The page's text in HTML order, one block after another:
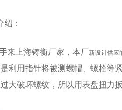
绍：
来上海铸衡厂家，本厂新设计供应
利用指针将被测螺帽、螺栓等
大破坏螺纹，所以用表盘扭力扳